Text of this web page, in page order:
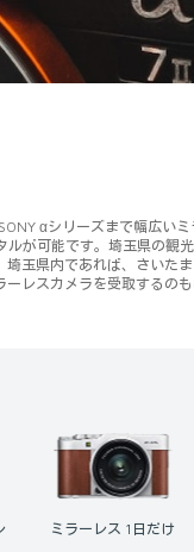
αシリーズまで幅広い
が可能です。埼玉県の観
玉県内であれば、さいた
レスカメラを受取するの
ミラーレス ボディ